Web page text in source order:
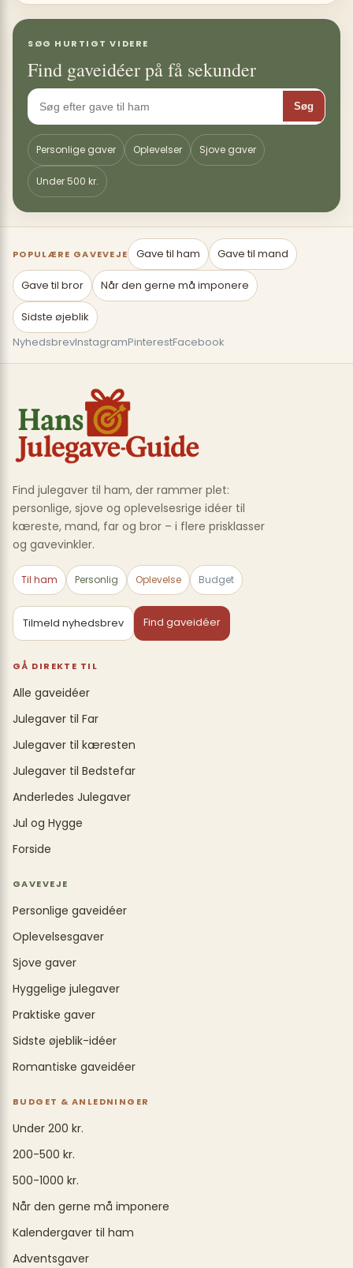
SØG HURTIGT VIDERE
Find gaveidéer på få sekunder
Søg
Personlige gaver Oplevelser Sjove gaver
Under 500 kr.
POPULÆRE GAVEVEJE Gave til ham Gave til mand
Gave til bror Når den gerne må imponere
Sidste øjeblik
NyhedsbrevInstagramPinterestFacebook
Find julegaver til ham, der rammer plet:
personlige, sjove og oplevelsesrige idéer til
kæreste, mand, far og bror – i flere prisklasser
og gavevinkler.
Til ham Personlig Oplevelse Budget
Tilmeld nyhedsbrev Find gaveidéer
GÅ DIREKTE TIL
Alle gaveidéer
Julegaver til Far
Julegaver til kæresten
Julegaver til Bedstefar
Anderledes Julegaver
Jul og Hygge
Forside
GAVEVEJE
Personlige gaveidéer
Oplevelsesgaver
Sjove gaver
Hyggelige julegaver
Praktiske gaver
Sidste øjeblik-idéer
Romantiske gaveidéer
BUDGET & ANLEDNINGER
Under 200 kr.
200-500 kr.
500-1000 kr.
Når den gerne må imponere
Kalendergaver til ham
Adventsgaver